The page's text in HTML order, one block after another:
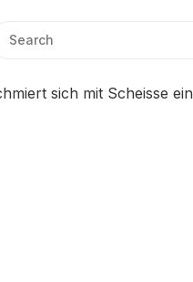
sich mit Scheisse ein